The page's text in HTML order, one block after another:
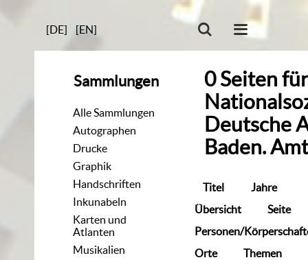
[DE] [EN]
Sammlungen
Alle Sammlungen
Autographen
Drucke
Graphik
Handschriften
Inkunabeln
Karten und
Atlanten
Musikalien
0Seiten
Deutsche
Baden.
Titel
Jahre
Übersicht
Seite
Personen/
Orte
Themen